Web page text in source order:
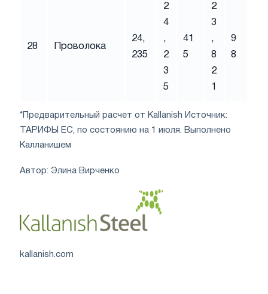
28 Проволока
24,
235
2
4
,
2
3
5
41
5
2
3
,
8
2
1
9
8
*Предварительный расчет от Kallanish Источник:
ТАРИФЫ ЕС, по состоянию на 1 июля. Выполнено
Калланишем
Автор: Элина Вирченко
kallanish.com